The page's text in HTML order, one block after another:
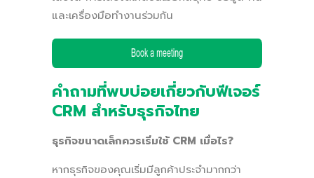
และเครื่องมือทำงานร่วมกัน
คำถามที่พบบ่อยเกี่ยวกับฟีเจอร์
CRM สำหรับธุรกิจไทย
ธุรกิจขนาดเล็กควรเริ่มใช้ CRM เมื่อไร?
หากธุรกิจของคุณเริ่มมีลูกค้าประจำมากกว่า